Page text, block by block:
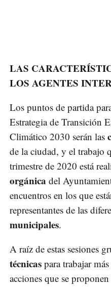
LAS
LOS AGENTES
Los puntos de partida
Estrategia de Transición
Climático 2030 serán las
de la ciudad, y el trabajo
trimestre de 2020 está
orgánica del
encuentros en los que
representantes de las
municipales.
A raíz de estas sesiones
técnicas para trabajar
acciones que se